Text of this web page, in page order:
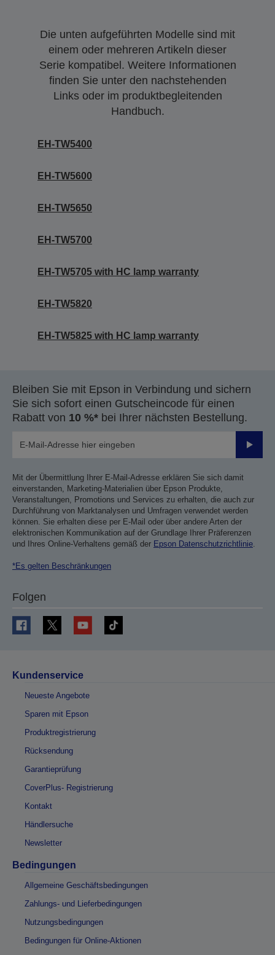
Die unten aufgeführten Modelle sind mit
einem oder mehreren Artikeln dieser
Serie kompatibel. Weitere Informationen
finden Sie unter den nachstehenden
Links oder im produktbegleitenden
Handbuch.
EH-TW5400
EH-TW5600
EH-TW5650
EH-TW5700
EH-TW5705 with HC lamp warranty
EH-TW5820
EH-TW5825 with HC lamp warranty
Bleiben Sie mit Epson in Verbindung und sichern
Sie sich sofort einen Gutscheincode für einen
Rabatt von 10 %* bei Ihrer nächsten Bestellung.
Mit der Übermittlung Ihrer E-Mail-Adresse erklären Sie sich damit
einverstanden, Marketing-Materialien über Epson Produkte,
Veranstaltungen, Promotions und Services zu erhalten, die auch zur
Durchführung von Marktanalysen und Umfragen verwendet werden
können. Sie erhalten diese per E-Mail oder über andere Arten der
elektronischen Kommunikation auf der Grundlage Ihrer Präferenzen
und Ihres Online-Verhaltens gemäß der Epson Datenschutzrichtlinie.
*Es gelten Beschränkungen
Folgen
Kundenservice
Neueste Angebote
Sparen mit Epson
Produktregistrierung
Rücksendung
Garantieprüfung
CoverPlus- Registrierung
Kontakt
Händlersuche
Newsletter
Bedingungen
Allgemeine Geschäftsbedingungen
Zahlungs- und Lieferbedingungen
Nutzungsbedingungen
Bedingungen für Online-Aktionen